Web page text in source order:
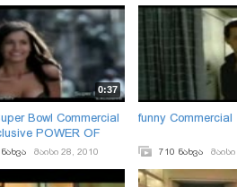
0:37
Bowl Commercial
POWER OF
მაისი 28, 2010
funny Commercial
710 ნახვა